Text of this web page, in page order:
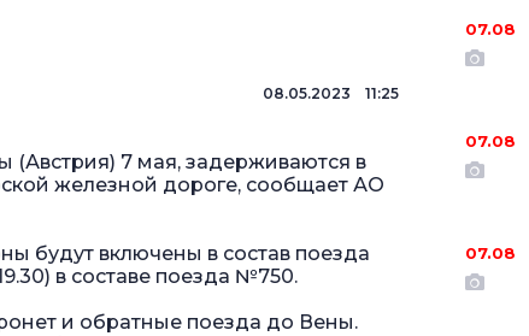
08.05.2023 11:25
(Австрия) 7 мая, задерживаются в
железной дороге, сообщает АО
будут включены в состав поезда
в составе поезда №750.
и обратные поезда до Вены.
07.08
07.08
07.08